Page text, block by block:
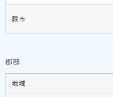
蕨市
郡部
地域